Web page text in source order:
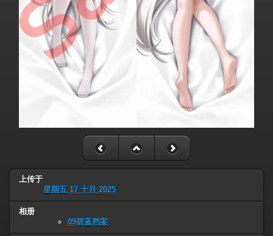
上传于
星期五 17 十月 2025
相册
09碧蓝档案